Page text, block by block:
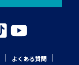
よくある質問